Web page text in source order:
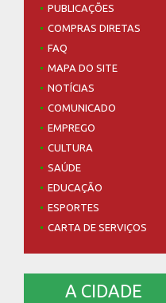
COMUNICADO
EMPREGO
CULTURA
SAÚDE
EDUCAÇÃO
ESPORTES
CARTA DE SERVIÇOS
A CIDADE
HISTÓRIA DE PAUDALHO
HINO
TURISMO
GALERIA DE FOTOS